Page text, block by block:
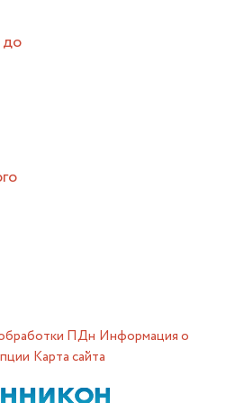
ПДн Информация о
Карта сайта